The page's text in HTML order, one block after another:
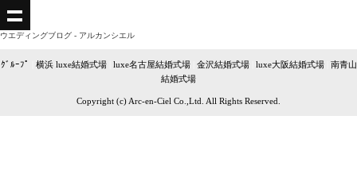
ウエディングブログ - アルカンシエル
ｸﾞﾙｰﾌﾟ 横浜 luxe結婚式場| luxe名古屋結婚式場 金沢結婚式場| luxe大阪結婚式場| 南青山
結婚式場
Copyright (c) Arc-en-Ciel Co.,Ltd. All Rights Reserved.